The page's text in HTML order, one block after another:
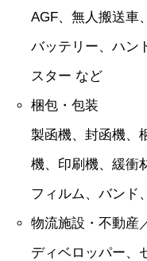
AGF、無人搬送車
バッテリー、ハン
スター など
梱包・包装
製函機、封函機、
機、印刷機、緩衝
フィルム、バンド
物流施設・不動産
ディベロッパー、